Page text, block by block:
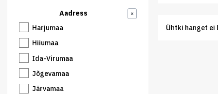
Aadress ×
Harjumaa
Hiiumaa
Ida-Virumaa
Jõgevamaa
Järvamaa
Ühtki hanget ei